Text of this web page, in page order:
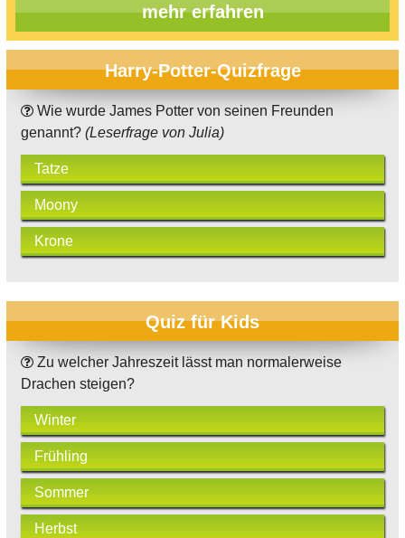
mehr erfahren
Harry-Potter-Quizfrage
Wie wurde James Potter von seinen Freunden
genannt? (Leserfrage von Julia)
Tatze
Moony
Krone
Quiz für Kids
Zu welcher Jahreszeit lässt man normalerweise
Drachen steigen?
Winter
Frühling
Sommer
Herbst